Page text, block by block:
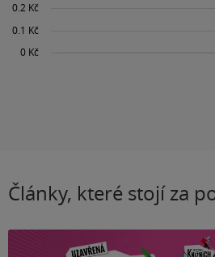
Články, které stojí za